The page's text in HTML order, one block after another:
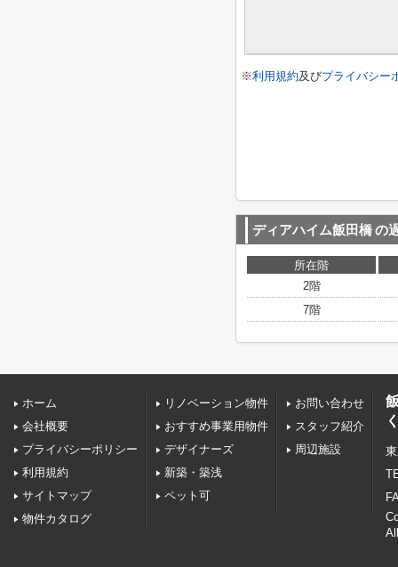
※利用規約及びプライバシー
ディアハイム飯田橋の
所在階
2階
7階
ホーム
会社概要
プライバシーポリシー
利用規約
サイトマップ
物件カタログ
リノベーション物件
おすすめ事業用物件
デザイナーズ
新築・築浅
ペット可
お問い合わせ
スタッフ紹介
周辺施設